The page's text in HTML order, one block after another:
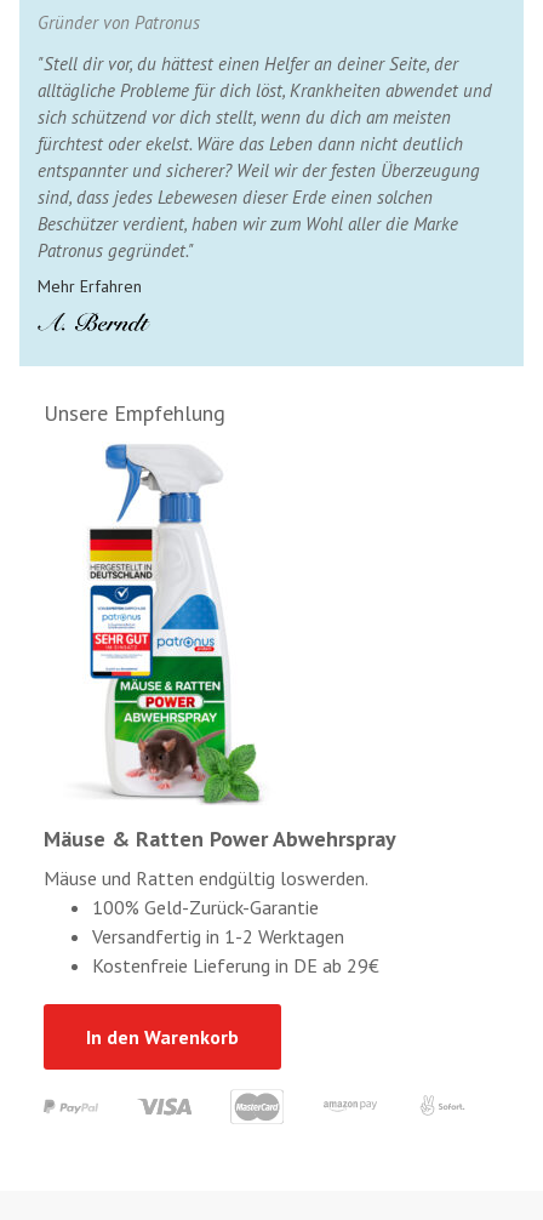
Gründer von Patronus
"Stell dir vor, du hättest einen Helfer an deiner Seite, der
alltägliche Probleme für dich löst, Krankheiten abwendet und
sich schützend vor dich stellt, wenn du dich am meisten
fürchtest oder ekelst. Wäre das Leben dann nicht deutlich
entspannter und sicherer? Weil wir der festen Überzeugung
sind, dass jedes Lebewesen dieser Erde einen solchen
Beschützer verdient, haben wir zum Wohl aller die Marke
Patronus gegründet."
Mehr Erfahren
Unsere Empfehlung
Mäuse & Ratten Power Abwehrspray
Mäuse und Ratten endgültig loswerden.
100% Geld-Zurück-Garantie
Versandfertig in 1-2 Werktagen
Kostenfreie Lieferung in DE ab 29€
In den Warenkorb